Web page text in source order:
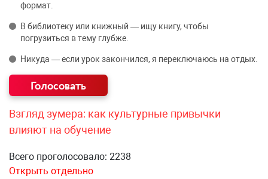
формат.
В библиотеку или книжный — ищу книгу, чтобы
погрузиться в тему глубже.
Никуда — если урок закончился, я переключаюсь на отдых.
Взгляд зумера: как культурные привычки
влияют на обучение
Всего проголосовало: 2238
Открыть отдельно